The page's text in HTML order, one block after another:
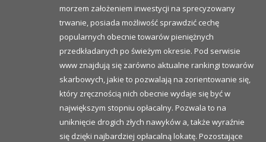
morzem założeniem inwestycji na sprecyzowany
trwanie, posiada możliwość sprawdzić cechę
popularnych obecnie towarów pieniężnych
przedkładanych po świeżym okresie. Pod serwisie
www znajdują się zarówno aktualne rankingi towarów
skarbowych, jakie to pozwalają na zorientowanie się,
który zręcznością nich obecnie wydaje się być w
największym stopniu opłacalny. Pozwala to na
uniknięcie drogich złych nawyków a, także wyraźnie
się dzięki najbardziej opłacalną lokatę. Pozostające